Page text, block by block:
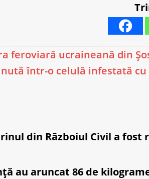
feroviară ucraineană din
într-o celulă infestată
din Războiul Civil a
au aruncat 86 de